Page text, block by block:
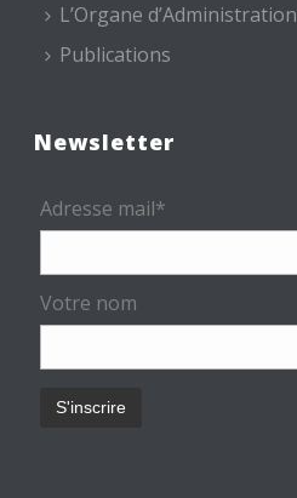
L’Organe d’Administration
Publications
Newsletter
Adresse mail*
Votre nom